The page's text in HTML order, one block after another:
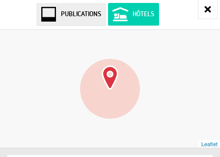
PUBLICATIONS HÔTELS
Leaflet